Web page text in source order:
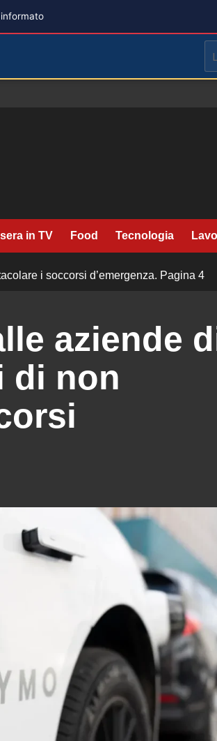
in TV Food Tecnologia
i soccorsi d’emergenza. Pagina 4
aziende
di non